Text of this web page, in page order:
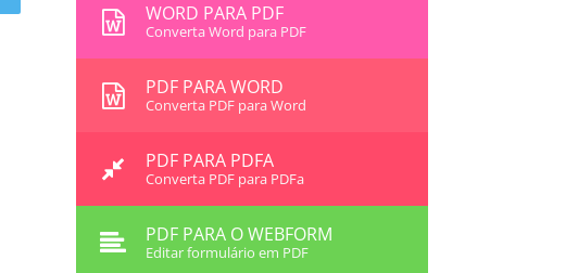
WORD PARA PDF
Converta Word para PDF
PDF PARA WORD
Converta PDF para Word
PDF PARA PDFA
Converta PDF para PDFa
PDF PARA O WEBFORM
Editar formulário em PDF